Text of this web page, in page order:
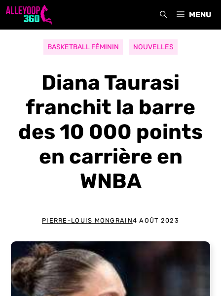
Aller
MENU
BASKETBALL FÉMININ NOUVELLES
Diana Taurasi
franchit la barre
des 10 000 points
en carrière en
WNBA
PIERRE-LOUIS MONGRAIN4 AOÛT 2023